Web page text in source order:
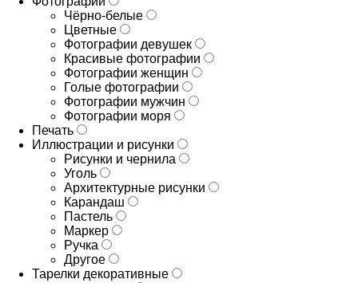
Чёрно-белые
Цветные
Фотографии девушек
Красивые фотографии
Фотографии женщин
Голые фотографии
Фотографии мужчин
Фотографии моря
Печать
Иллюстрации и рисунки
Рисунки и чернила
Уголь
Архитектурные рисунки
Карандаш
Пастель
Маркер
Ручка
Другое
Тарелки декоративные